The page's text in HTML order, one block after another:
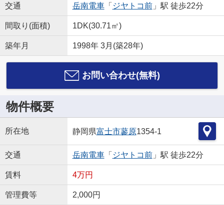
交通 岳南電車「 ジヤトコ前」駅 徒歩22分
間取り(面積) 1DK(30.71㎡)
築年月 1998年 3月(築28年)
お問い合わせ(無料)
物件概要
所在地 静岡県富士市蓼原1354-1
交通 岳南電車「 ジヤトコ前」駅 徒歩22分
賃料 4万円
管理費等 2,000円